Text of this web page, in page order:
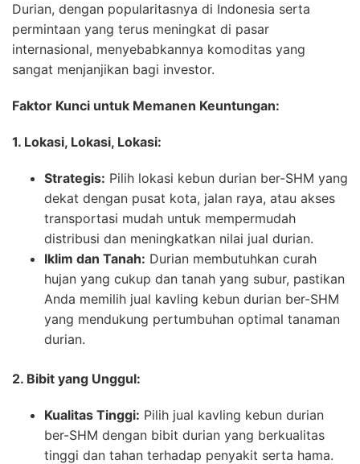
Durian, dengan popularitasnya di Indonesia serta
permintaan yang terus meningkat di pasar
internasional, menyebabkannya komoditas yang
sangat menjanjikan bagi investor.
Faktor Kunci untuk Memanen Keuntungan:
1. Lokasi, Lokasi, Lokasi:
Strategis: Pilih lokasi kebun durian ber-SHM yang
dekat dengan pusat kota, jalan raya, atau akses
transportasi mudah untuk mempermudah
distribusi dan meningkatkan nilai jual durian.
Iklim dan Tanah: Durian membutuhkan curah
hujan yang cukup dan tanah yang subur, pastikan
Anda memilih jual kavling kebun durian ber-SHM
yang mendukung pertumbuhan optimal tanaman
durian.
2. Bibit yang Unggul:
Kualitas Tinggi: Pilih jual kavling kebun durian
ber-SHM dengan bibit durian yang berkualitas
tinggi dan tahan terhadap penyakit serta hama.